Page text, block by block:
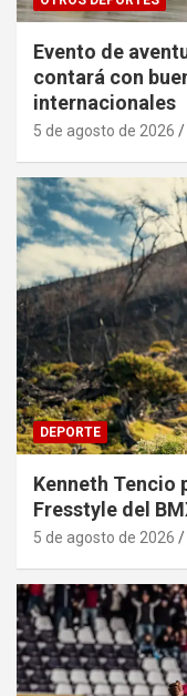
Evento de
contará con
internacionales
5 de agosto de 2026
DEPORTE
Kenneth Tencio
Fresstyle del
5 de agosto de 2026